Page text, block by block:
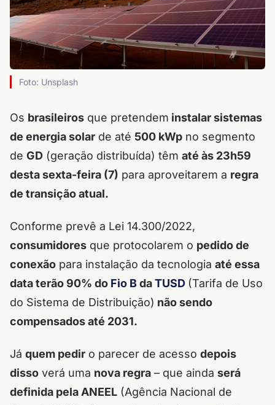
Foto: Unsplash
Os brasileiros que pretendem instalar sistemas
de energia solar de até 500 kWp no segmento
de GD (geração distribuída) têm até às 23h59
desta sexta-feira (7) para aproveitarem a regra
de transição atual.
Conforme prevê a Lei 14.300/2022,
consumidores que protocolarem o pedido de
conexão para instalação da tecnologia até essa
data terão 90% do Fio BdaTUSD (Tarifa de Uso
do Sistema de Distribuição) não sendo
compensados até 2031.
Já quem pedir o parecer de acesso depois
disso verá uma nova regra – que ainda será
definida pela ANEEL (Agência Nacional de